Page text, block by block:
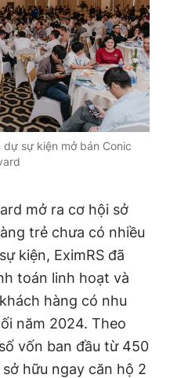
Thành
cấp ngày 24.3.2020
Thanh Niên. Cấm sao
có sự chấp thuận bằng văn
JSC.
sự kiện mở bán Conic
mở ra cơ hội sở
trẻ chưa có nhiều
kiện, EximRS đã
toán linh hoạt và
hàng có nhu
năm 2024. Theo
vốn ban đầu từ 450
hữu ngay căn hộ 2